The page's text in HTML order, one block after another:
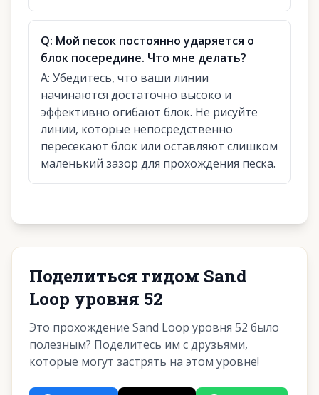
Q: Мой песок постоянно ударяется о
блок посередине. Что мне делать?
A: Убедитесь, что ваши линии
начинаются достаточно высоко и
эффективно огибают блок. Не рисуйте
линии, которые непосредственно
пересекают блок или оставляют слишком
маленький зазор для прохождения песка.
Поделиться гидом Sand
Loop уровня 52
Это прохождение Sand Loop уровня 52 было
полезным? Поделитесь им с друзьями,
которые могут застрять на этом уровне!